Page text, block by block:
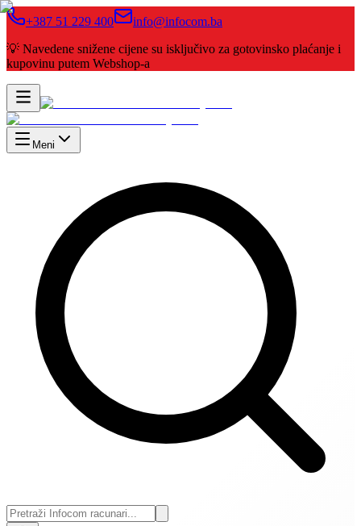
+387 51 229 400
info@infocom.ba
💡 Navedene snižene cijene su isključivo za gotovinsko plaćanje i
kupovinu putem Webshop-a
Meni